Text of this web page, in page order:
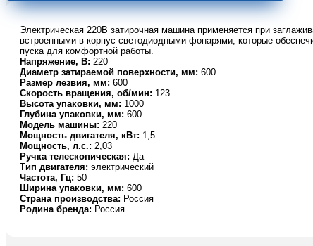
электрическая
МИКСОКРЕТ
220
Электрическая 220В затирочная машина применяется при
встроенными в корпус светодиодными фонарями, которые
пуска для комфортной работы.
Напряжение, В: 220
Диаметр затираемой поверхности, мм: 600
Размер лезвия, мм: 600
Скорость вращения, об/мин: 123
Высота упаковки, мм: 1000
Глубина упаковки, мм: 600
Модель машины: 220
Мощность двигателя, кВт: 1,5
Мощность, л.с.: 2,03
Ручка телескопическая: Да
Тип двигателя: электрический
Частота, Гц: 50
Ширина упаковки, мм: 600
Страна производства: Россия
Родина бренда: Россия